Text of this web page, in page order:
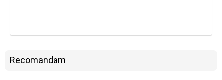
Recomandam